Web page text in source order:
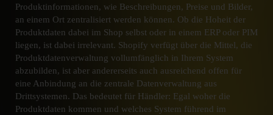
Produktinformationen, wie Beschreibungen, Preise und Bilder,
an einem Ort zentralisiert werden können. Ob die Hoheit der
Produktdaten dabei im Shop selbst oder in einem ERP oder PIM
liegen, ist dabei irrelevant. Shopify verfügt über die Mittel, die
Produktdatenverwaltung vollumfänglich in Ihrem System
abzubilden, ist aber andererseits auch ausreichend offen für
eine Anbindung an die zentrale Datenverwaltung aus
Drittsystemen. Das bedeutet für Händler: Egal woher die
Produktdaten kommen und welches System führend im